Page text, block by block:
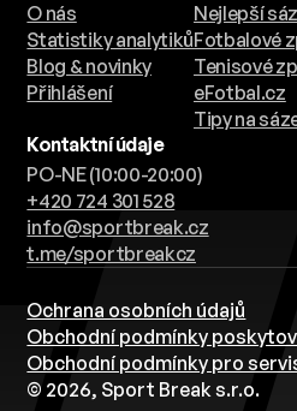
O nás
Statistiky analytiků
Blog & novinky
Přihlášení
Nejlepší
Fotbalové
Tenisové
eFotbal.cz
Tipy na
Kontaktní údaje
PO-NE (10:00-20:00)
+420 724 301 528
info@sportbreak.cz
t.me/sportbreakcz
Ochrana osobních údajů
Obchodní podmínky
Obchodní podmínky pro
© 2026, Sport Break s.r.o.